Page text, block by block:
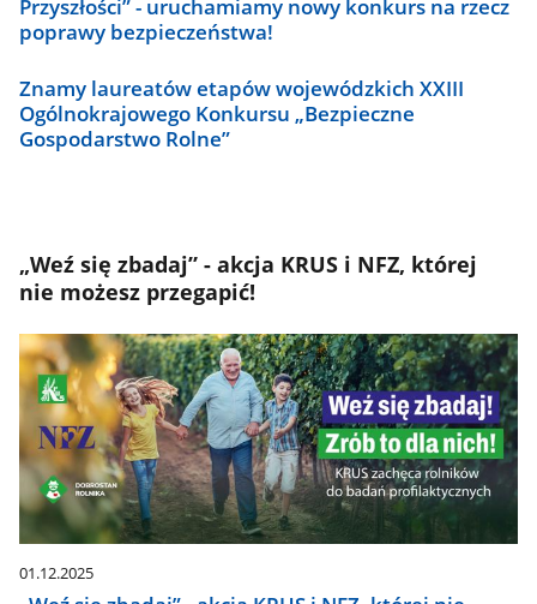
Przyszłości” - uruchamiamy nowy konkurs na rzecz
poprawy bezpieczeństwa!
Znamy laureatów etapów wojewódzkich XXIII
Ogólnokrajowego Konkursu „Bezpieczne
Gospodarstwo Rolne”
„Weź się zbadaj” - akcja KRUS i NFZ, której
nie możesz przegapić!
01.12.2025